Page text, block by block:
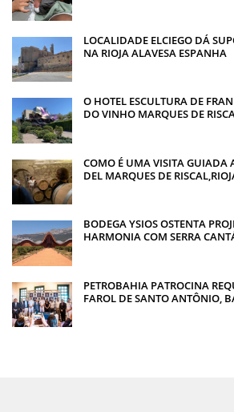
LOCALIDADE ELCIEGO DÁ
NA RIOJA ALAVESA ESPANHA
O HOTEL ESCULTURA DE
DO VINHO MARQUES DE
COMO É UMA VISITA GUIADA
DEL MARQUES DE
BODEGA YSIOS OSTENTA
HARMONIA COM SERRA
PETROBAHIA PATROCINA
FAROL DE SANTO ANTÔNIO,